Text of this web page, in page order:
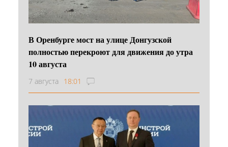
В Оренбурге мост на улице Донгузской
полностью перекроют для движения до утра
10 августа
7 августа 18:01